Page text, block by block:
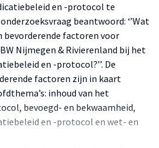
en -protocol te
beantwoord: ‘’Wat
bevorderende factoren voor
Nijmegen & Rivierenland bij het
en -protocol?’’. De
factoren zijn in kaart
inhoud van het
bevoegd- en bekwaamheid,
en -protocol en wet- en